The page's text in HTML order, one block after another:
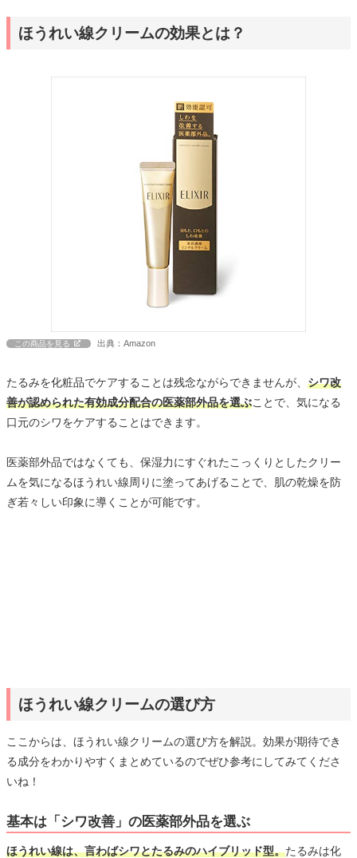
ほうれい線クリームの効果とは？
この商品を見る 出典：Amazon
たるみを化粧品でケアすることは残念ながらできませんが、 シワ改
善が認められた有効成分配合の医薬部外品を選ぶことで、気になる
口元のシワをケアすることはできます。
医薬部外品ではなくても、保湿力にすぐれたこっくりとしたクリー
ムを気になるほうれい線周りに塗ってあげることで、肌の乾燥を防
ぎ若々しい印象に導くことが可能です。
ほうれい線クリームの選び方
ここからは、ほうれい線クリームの選び方を解説。効果が期待でき
る成分をわかりやすくまとめているのでぜひ参考にしてみてくださ
いね！
基本は「シワ改善」の医薬部外品を選ぶ
ほうれい線は、言わばシワとたるみのハイブリッド型。たるみは化